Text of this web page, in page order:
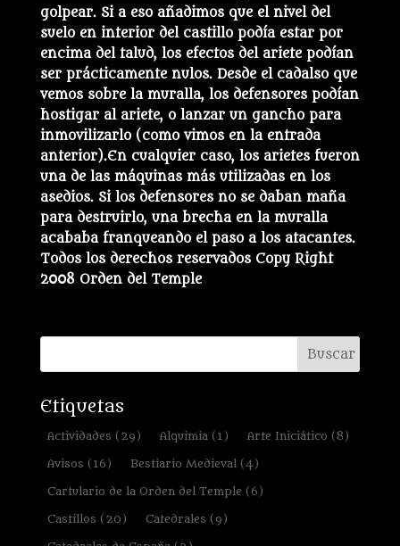
golpear. Si a eso añadimos que el nivel del
suelo en interior del castillo podía estar por
encima del talud, los efectos del ariete podían
ser prácticamente nulos. Desde el cadalso que
vemos sobre la muralla, los defensores podían
hostigar al ariete, o lanzar un gancho para
inmovilizarlo (como vimos en la entrada
anterior).En cualquier caso, los arietes fueron
una de las máquinas más utilizadas en los
asedios. Si los defensores no se daban maña
para destruirlo, una brecha en la muralla
acababa franqueando el paso a los atacantes.
Todos los derechos reservados Copy Right
2008 Orden del Temple
Etiquetas
Actividades (29) Alquimia(1) Arte Iniciático (8)
Avisos (16) Bestiario Medieval(4)
Cartulario de la Orden del Temple (6)
Castillos (20) Catedrales (9)